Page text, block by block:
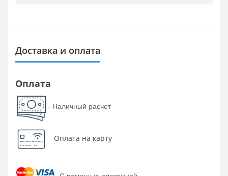
Доставка и оплата
Оплата
- Наличный расчет
- Оплата на карту